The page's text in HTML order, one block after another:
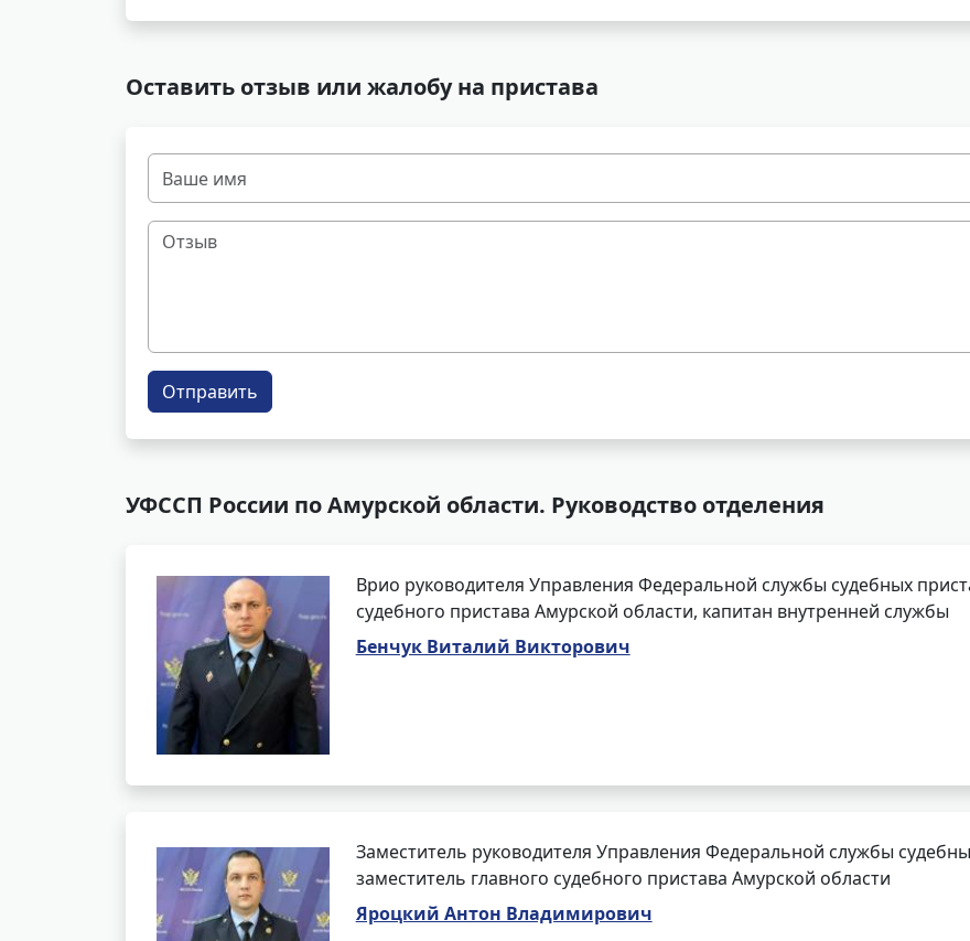
Оставить отзыв или жалобу на пристава
Отправить
УФССП России по Амурской области. Руководство отделения
Врио руководителя Управления Федеральной службы судебных
судебного пристава Амурской области, капитан внутренней службы
Бенчук Виталий Викторович
Заместитель руководителя Управления Федеральной службы
заместитель главного судебного пристава Амурской области
Яроцкий Антон Владимирович